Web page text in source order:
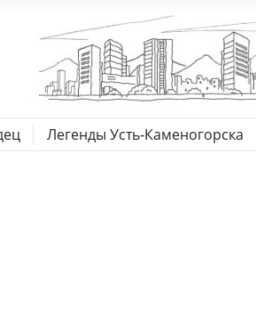
Легенды Усть-Каменогорска